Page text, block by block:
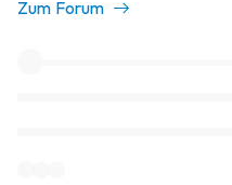
Zum Forum